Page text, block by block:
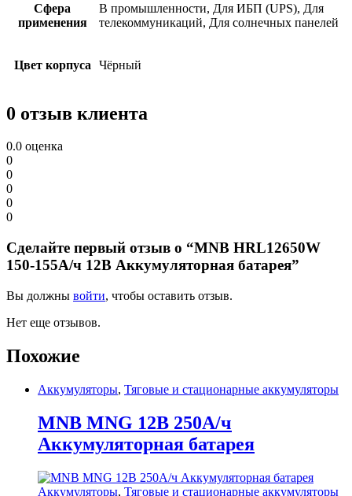
Сфера
применения
В промышленности, Для ИБП (UPS), Для
телекоммуникаций, Для солнечных панелей
Цвет корпуса Чёрный
0 отзыв клиента
0.0 оценка
0
0
0
0
0
Сделайте первый отзыв о “MNB HRL12650W
150-155А/ч 12В Аккумуляторная батарея”
Вы должны войти, чтобы оставить отзыв.
Нет еще отзывов.
Похожие
Аккумуляторы, Тяговые и стационарные аккумуляторы
MNB MNG 12В 250А/ч
Аккумуляторная батарея
Аккумуляторы, Тяговые и стационарные аккумуляторы